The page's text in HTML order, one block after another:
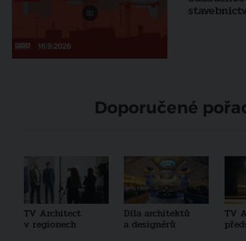
Doporučené
TV Architect
v regionech
Díla architektů
a designérů
TV